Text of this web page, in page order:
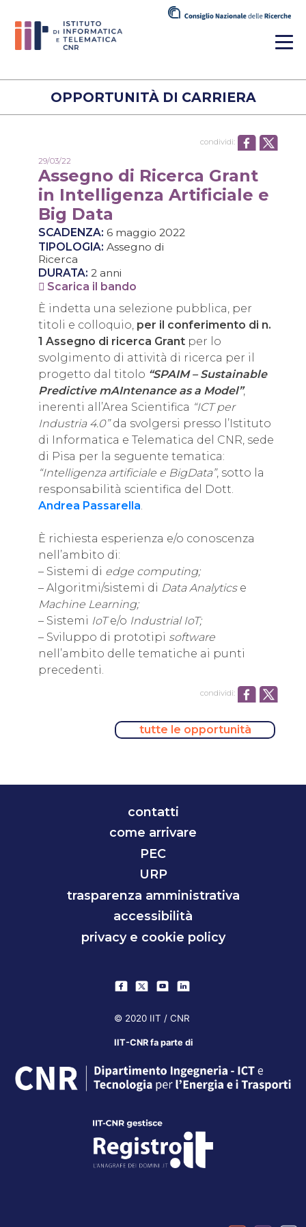
OPPORTUNITÀ DI CARRIERA
condividi:
29/03/22
Assegno di Ricerca Grant
in Intelligenza Artificiale e
Big Data
SCADENZA: 6 maggio 2022
TIPOLOGIA: Assegno di
Ricerca
DURATA: 2 anni
Scarica il bando
È indetta una selezione pubblica, per
titoli e colloquio, per il conferimento di n.
1 Assegno di ricerca Grant per lo
svolgimento di attività di ricerca per il
progetto dal titolo “SPAIM – Sustainable
Predictive mAIntenance as a Model”,
inerenti all’Area Scientifica “ICT per
Industria 4.0”da svolgersi presso l’Istituto
di Informatica e Telematica del CNR, sede
di Pisa per la seguente tematica:
“Intelligenza artificiale e BigData”, sotto la
responsabilità scientifica del Dott.
Andrea Passarella.
È richiesta esperienza e/o conoscenza
nell’ambito di:
– Sistemi di edge computing;
– Algoritmi/sistemi di Data Analytics e
Machine Learning;
– Sistemi IoTe/o Industrial IoT;
– Sviluppo di prototipi software
nell’ambito delle tematiche ai punti
precedenti.
condividi:
tutte le opportunità
contatti
come arrivare
PEC
URP
trasparenza amministrativa
accessibilità
privacy e cookie policy
© 2020 IIT / CNR
IIT-CNR fa parte di